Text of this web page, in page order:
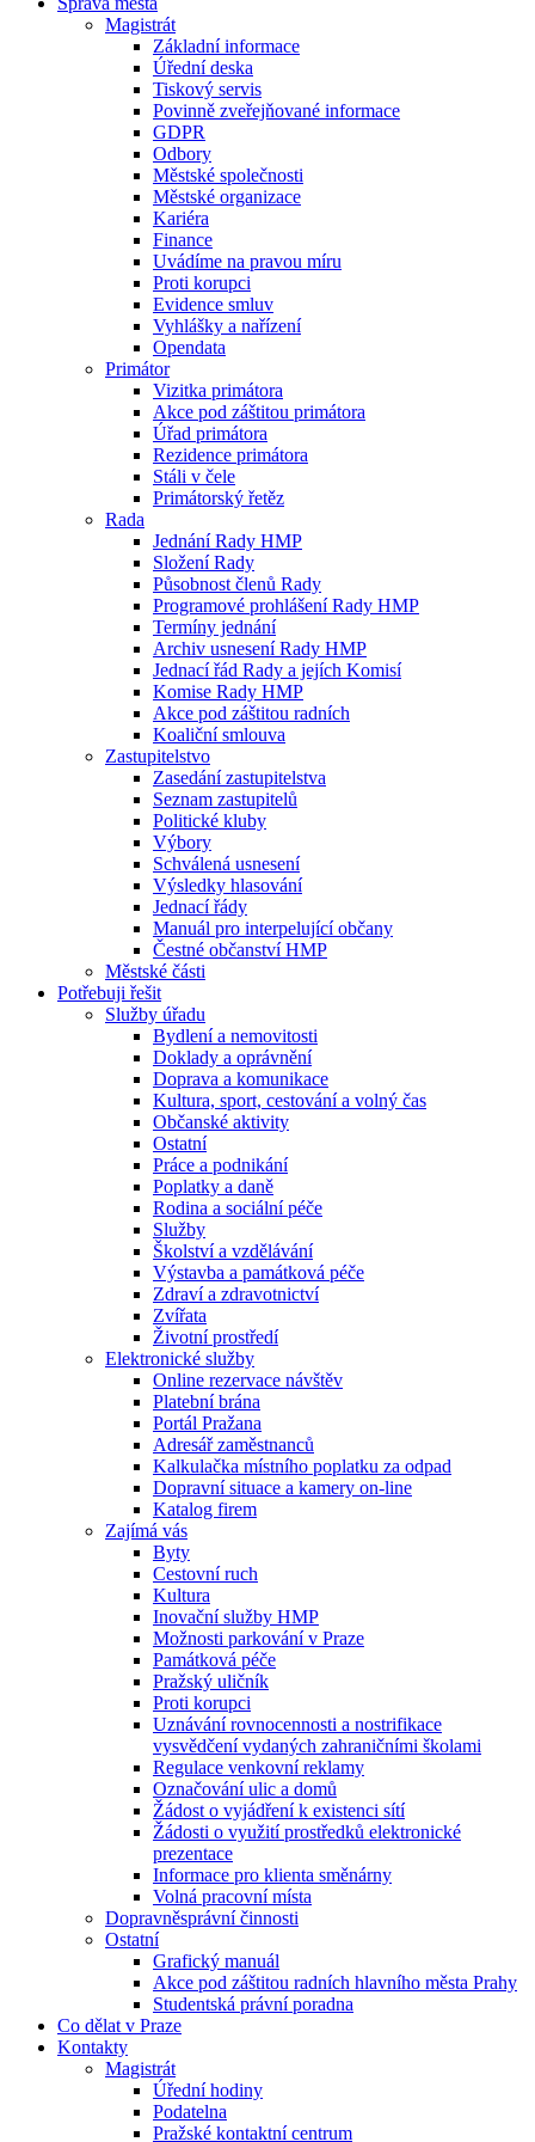
Magistrát
Základní informace
Úřední deska
Tiskový servis
Povinně zveřejňované informace
GDPR
Odbory
Městské společnosti
Městské organizace
Kariéra
Finance
Uvádíme na pravou míru
Proti korupci
Evidence smluv
Vyhlášky a nařízení
Opendata
Primátor
Vizitka primátora
Akce pod záštitou primátora
Úřad primátora
Rezidence primátora
Stáli v čele
Primátorský řetěz
Rada
Jednání Rady HMP
Složení Rady
Působnost členů Rady
Programové prohlášení Rady HMP
Termíny jednání
Archiv usnesení Rady HMP
Jednací řád Rady a jejích Komisí
Komise Rady HMP
Akce pod záštitou radních
Koaliční smlouva
Zastupitelstvo
Zasedání zastupitelstva
Seznam zastupitelů
Politické kluby
Výbory
Schválená usnesení
Výsledky hlasování
Jednací řády
Manuál pro interpelující občany
Čestné občanství HMP
Městské části
Potřebuji řešit
Služby úřadu
Bydlení a nemovitosti
Doklady a oprávnění
Doprava a komunikace
Kultura, sport, cestování a volný čas
Občanské aktivity
Ostatní
Práce a podnikání
Poplatky a daně
Rodina a sociální péče
Služby
Školství a vzdělávání
Výstavba a památková péče
Zdraví a zdravotnictví
Zvířata
Životní prostředí
Elektronické služby
Online rezervace návštěv
Platební brána
Portál Pražana
Adresář zaměstnanců
Kalkulačka místního poplatku za odpad
Dopravní situace a kamery on-line
Katalog firem
Zajímá vás
Byty
Cestovní ruch
Kultura
Inovační služby HMP
Možnosti parkování v Praze
Památková péče
Pražský uličník
Proti korupci
Uznávání rovnocennosti a nostrifikace
vysvědčení vydaných zahraničními školami
Regulace venkovní reklamy
Označování ulic a domů
Žádost o vyjádření k existenci sítí
Žádosti o využití prostředků elektronické
prezentace
Informace pro klienta směnárny
Volná pracovní místa
Dopravněsprávní činnosti
Ostatní
Grafický manuál
Akce pod záštitou radních hlavního města Prahy
Studentská právní poradna
Co dělat v Praze
Kontakty
Magistrát
Úřední hodiny
Podatelna
Pražské kontaktní centrum